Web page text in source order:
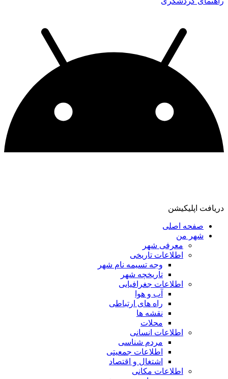
دریافت اپلیکیشن
صفحه اصلی
شهر من
معرفی شهر
اطلاعات تاریخی
وجه تسیمه نام شهر
تاریخچه شهر
اطلاعات جغرافیایی
آب و هوا
راه های ارتباطی
نقشه ها
محلات
اطلاعات انسانی
مردم شناسی
اطلاعات جمعیتی
اشتغال و اقتصاد
اطلاعات مکانی